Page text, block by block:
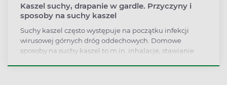
Kaszel suchy, drapanie w gardle. Przyczyny i
sposoby na suchy kaszel
Suchy kaszel często występuje na początku infekcji
wirusowej górnych dróg oddechowych. Domowe
sposoby na suchy kaszel to m.in. inhalacje, stawianie